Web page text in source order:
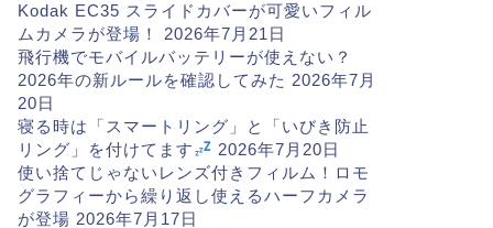
Kodak EC35 スライドカバーが可愛いフィル
ムカメラが登場！
2026年7月21日
飛行機でモバイルバッテリーが使えない？
2026年の新ルールを確認してみた 2026年7月
20日
寝る時は「スマートリング」と「いびき防止
リング」を付けてます
2026年7月20日
使い捨てじゃないレンズ付きフィルム！ロモ
グラフィーから繰り返し使えるハーフカメラ
が登場 2026年7月17日